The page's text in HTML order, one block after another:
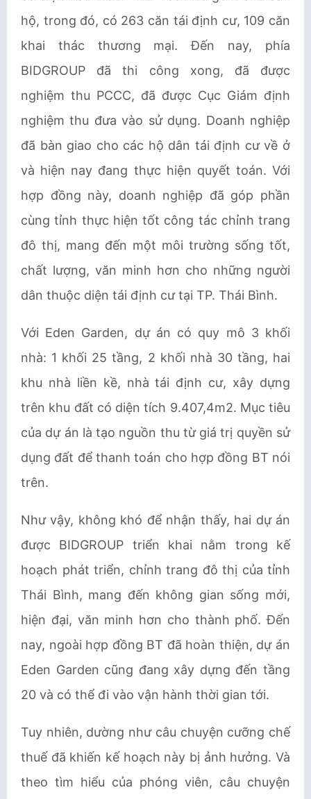
hộ, trong đó, có 263 căn tái định cư, 109 căn
khai thác thương mại. Đến nay, phía
BIDGROUP đã thi công xong, đã được
nghiệm thu PCCC, đã được Cục Giám định
nghiệm thu đưa vào sử dụng. Doanh nghiệp
đã bàn giao cho các hộ dân tái định cư về ở
và hiện nay đang thực hiện quyết toán. Với
hợp đồng này, doanh nghiệp đã góp phần
cùng tỉnh thực hiện tốt công tác chỉnh trang
đô thị, mang đến một môi trường sống tốt,
chất lượng, văn minh hơn cho những người
dân thuộc diện tái định cư tại TP. Thái Bình.
Với Eden Garden, dự án có quy mô 3 khối
nhà: 1 khối 25 tầng, 2 khối nhà 30 tầng, hai
khu nhà liền kề, nhà tái định cư, xây dựng
trên khu đất có diện tích 9.407,4m2. Mục tiêu
của dự án là tạo nguồn thu từ giá trị quyền sử
dụng đất để thanh toán cho hợp đồng BT nói
trên.
Như vậy, không khó để nhận thấy, hai dự án
được BIDGROUP triển khai nằm trong kế
hoạch phát triển, chỉnh trang đô thị của tỉnh
Thái Bình, mang đến không gian sống mới,
hiện đại, văn minh hơn cho thành phố. Đến
nay, ngoài hợp đồng BT đã hoàn thiện, dự án
Eden Garden cũng đang xây dựng đến tầng
20 và có thể đi vào vận hành thời gian tới.
Tuy nhiên, dường như câu chuyện cưỡng chế
thuế đã khiến kế hoạch này bị ảnh hưởng. Và
theo tìm hiểu của phóng viên, câu chuyện